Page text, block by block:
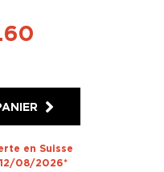
en Suisse
08/2026*